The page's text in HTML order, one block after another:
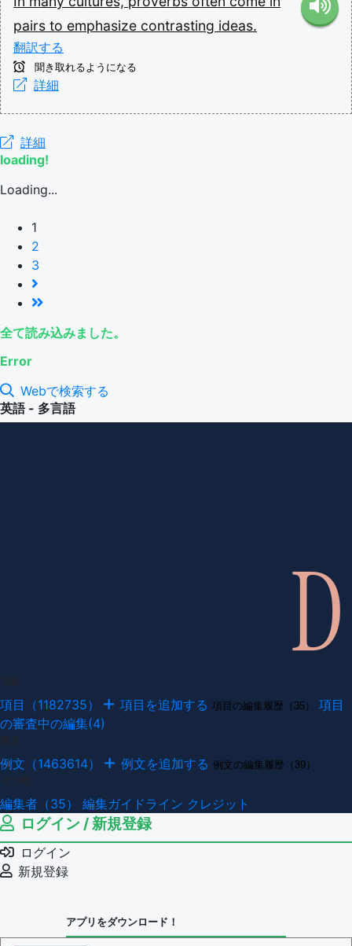
pairs to emphasize contrasting ideas.
翻訳する
聞き取れるようになる
詳細
詳細
loading!
Loading...
1
2
3
全て読み込みました。
Error
Webで検索する
英語 - 多言語
項目（1182735） 項目を追加する 項目の編集履歴（35）
項目
の審査中の編集(4)
例文（1463614） 例文を追加する 例文の編集履歴（39）
編集者（35） 編集ガイドライン クレジット
ログイン / 新規登録
ログイン
新規登録
アプリをダウンロード！